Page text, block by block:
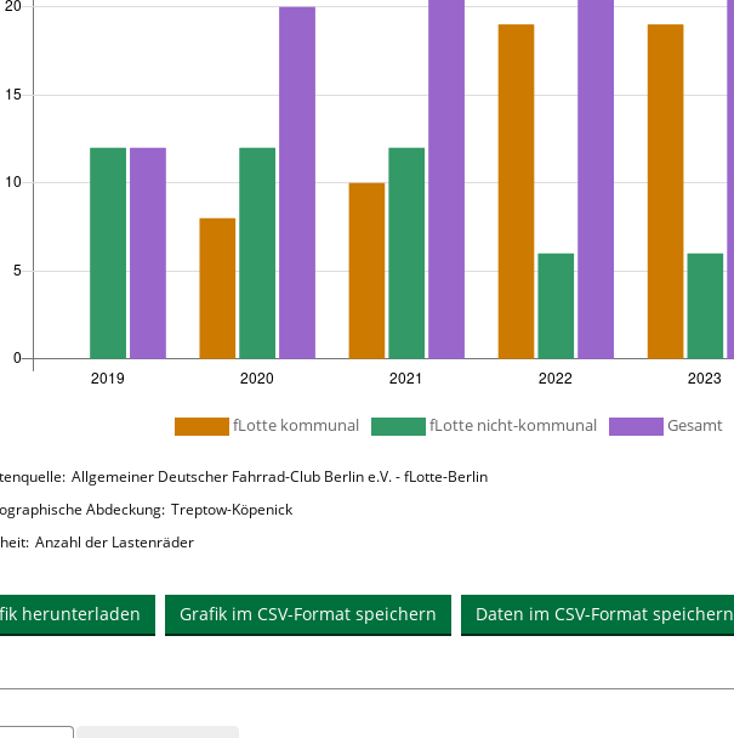
fLotte kommunal fLotte nicht-kommunal Gesamt
Allgemeiner Deutscher Fahrrad-Club Berlin e.V. - fLotte-Berlin
Abdeckung: Treptow-Köpenick
Anzahl der Lastenräder
herunterladen Grafik im CSV-Format speichern Daten im CSV-Format speichern